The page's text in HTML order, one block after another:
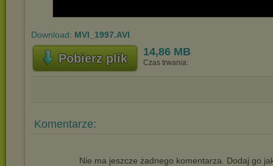
Download: MVI_1997.AVI
Pobierz plik 14,86 MB
Czas trwania:
Komentarze:
Nie ma jeszcze żadnego komentarza. Dodaj go